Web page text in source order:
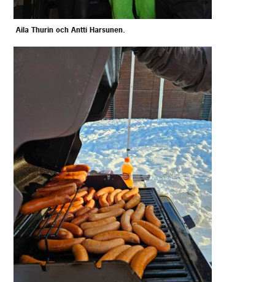
Aila Thurin och Antti Harsunen.